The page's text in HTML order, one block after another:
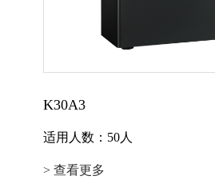
K30A3
适用人数：50人
> 查看更多